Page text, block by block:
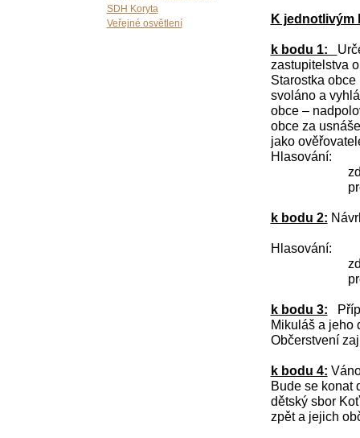
SDH Koryta
Veřejné osvětlení
K jednotlivým
k bodu 1:
zastupitelstva
Starostka
svoláno a
obce –
obce za
jako
Hlasování:
zdrželo
proti
k bodu 2:
Hlasování:
zdrželo
proti
k bodu 3:
Mikuláš a jeho
Občerstvení
k bodu 4:
Bude se konat
dětský sbor
zpět a jejich